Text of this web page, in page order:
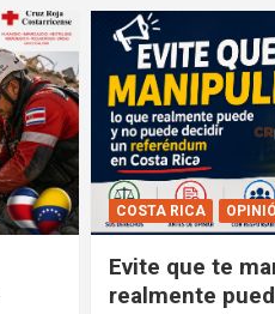
COSTA RICA
Evite que te
realmente